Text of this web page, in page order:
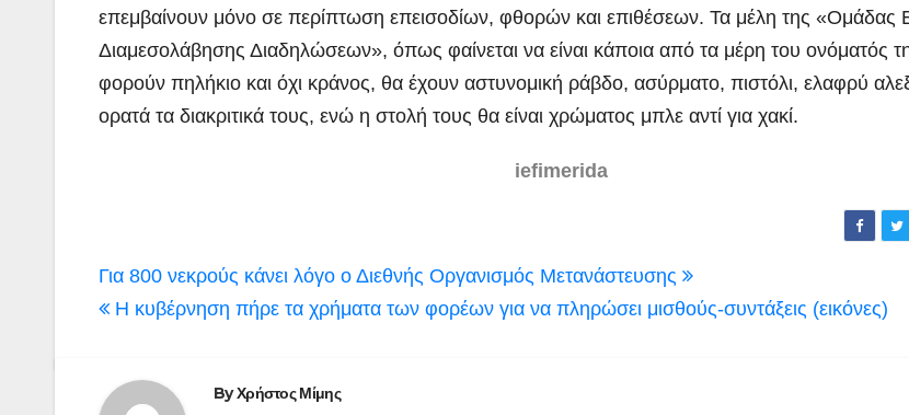
επεμβαίνουν μόνο σε περίπτωση επεισοδίων, φθορών και επιθέσεων. Τα μέλη της «Ομάδας
Διαμεσολάβησης Διαδηλώσεων», όπως φαίνεται να είναι κάποια από τα μέρη του ονόματός
φορούν πηλήκιο και όχι κράνος, θα έχουν αστυνομική ράβδο, ασύρματο, πιστόλι, ελαφρύ
ορατά τα διακριτικά τους, ενώ η στολή τους θα είναι χρώματος μπλε αντί για χακί.
iefimerida
Πλοήγηση
άρθρων
Για 800 νεκρούς κάνει λόγο ο Διεθνής Οργανισμός Μετανάστευσης
Η κυβέρνηση πήρε τα χρήματα των φορέων για να πληρώσει μισθούς-συντάξεις (εικόνες)
ByΧρήστος Μίμης